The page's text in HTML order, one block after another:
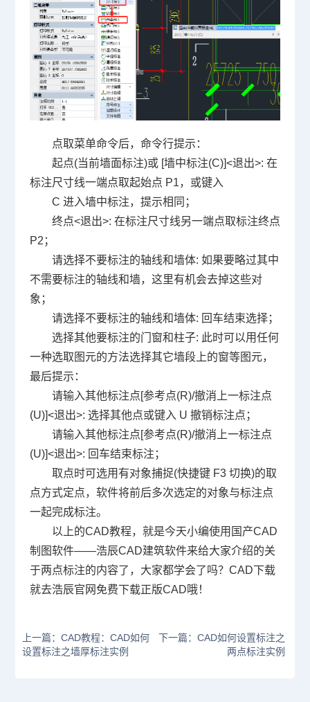
点取菜单命令后，命令行提示：
起点(当前墙面标注)或 [墙中标注(C)]<退出>: 在
标注尺寸线一端点取起始点 P1，或键入
C 进入墙中标注，提示相同；
终点<退出>: 在标注尺寸线另一端点取标注终点
P2；
请选择不要标注的轴线和墙体: 如果要略过其中
不需要标注的轴线和墙，这里有机会去掉这些对
象；
请选择不要标注的轴线和墙体: 回车结束选择；
选择其他要标注的门窗和柱子: 此时可以用任何
一种选取图元的方法选择其它墙段上的窗等图元，
最后提示：
请输入其他标注点[参考点(R)/撤消上一标注点
(U)]<退出>: 选择其他点或键入 U 撤销标注点；
请输入其他标注点[参考点(R)/撤消上一标注点
(U)]<退出>: 回车结束标注；
取点时可选用有对象捕捉(快捷键 F3 切换)的取
点方式定点，软件将前后多次选定的对象与标注点
一起完成标注。
以上的CAD教程，就是今天小编使用国产CAD
制图软件——浩辰CAD建筑软件来给大家介绍的关
于两点标注的内容了，大家都学会了吗？ CAD下载
就去浩辰官网免费下载正版CAD哦！
上一篇：CAD教程：CAD如何
设置标注之墙厚标注实例
下一篇：CAD如何设置标注之
两点标注实例